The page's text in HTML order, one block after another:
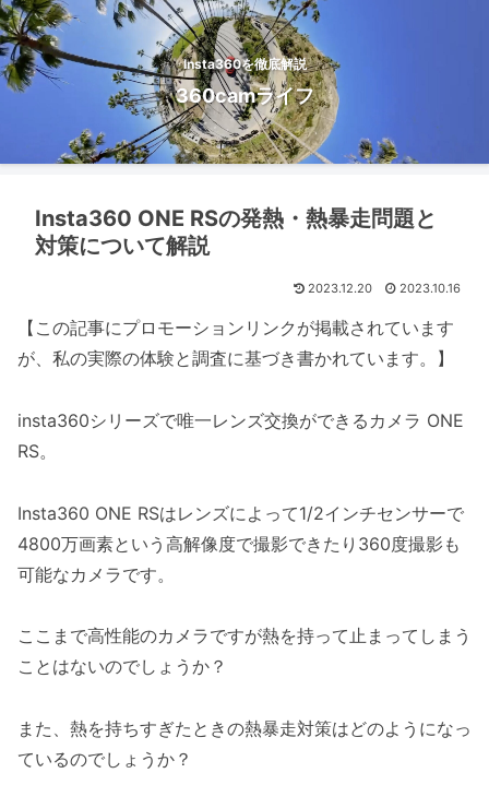
Insta360を徹底解説
360camライフ
Insta360 ONE RSの発熱・熱暴走問題と
対策について解説
2023.12.20 2023.10.16
【この記事にプロモーションリンクが掲載されています
が、私の実際の体験と調査に基づき書かれています。】
insta360シリーズで唯一レンズ交換ができるカメラ ONE
RS。
Insta360 ONE RSはレンズによって1/2インチセンサーで
4800万画素という高解像度で撮影できたり360度撮影も
可能なカメラです。
ここまで高性能のカメラですが熱を持って止まってしまう
ことはないのでしょうか？
また、熱を持ちすぎたときの熱暴走対策はどのようになっ
ているのでしょうか？